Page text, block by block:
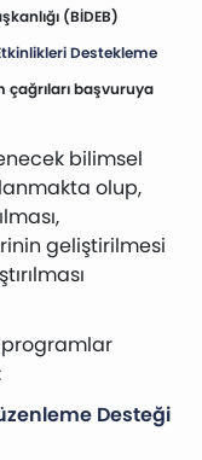
(BİDEB)
Destekleme
çağrıları başvuruya
bilimsel
olup,
geliştirilmesi
programlar
Desteği